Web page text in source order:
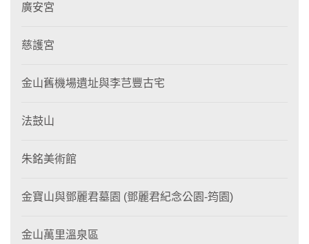
廣安宮
慈護宮
金山舊機場遺址與李芑豐古宅
法鼓山
朱銘美術館
金寶山與鄧麗君墓園 (鄧麗君紀念公園-筠園)
金山萬里溫泉區